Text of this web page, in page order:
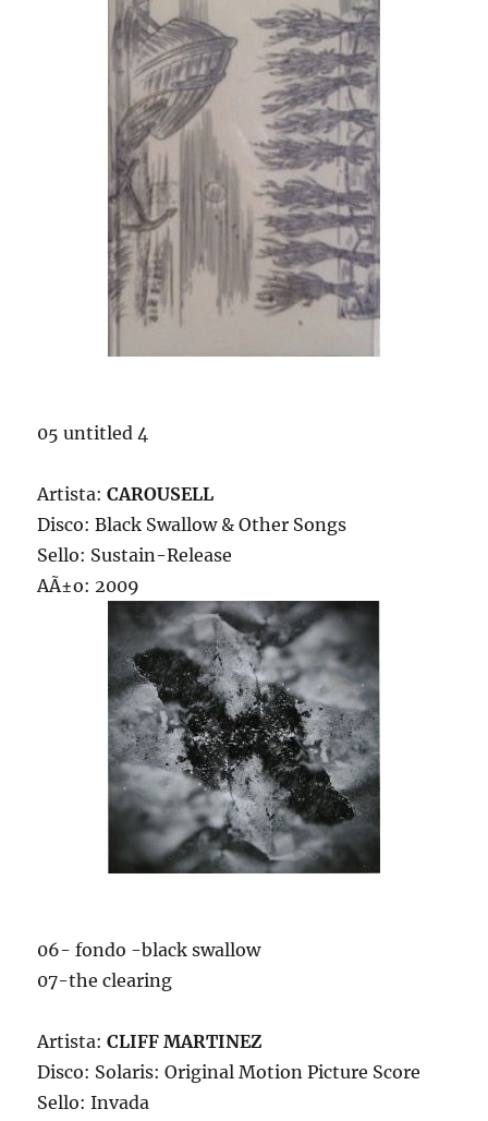
05 untitled 4
Artista:CAROUSELL
Disco: Black Swallow & Other Songs
Sello: Sustain-Release
AÃ±o: 2009
06- fondo -black swallow
07-the clearing
Artista:CLIFF MARTINEZ
Disco: Solaris: Original Motion Picture Score
Sello: Invada